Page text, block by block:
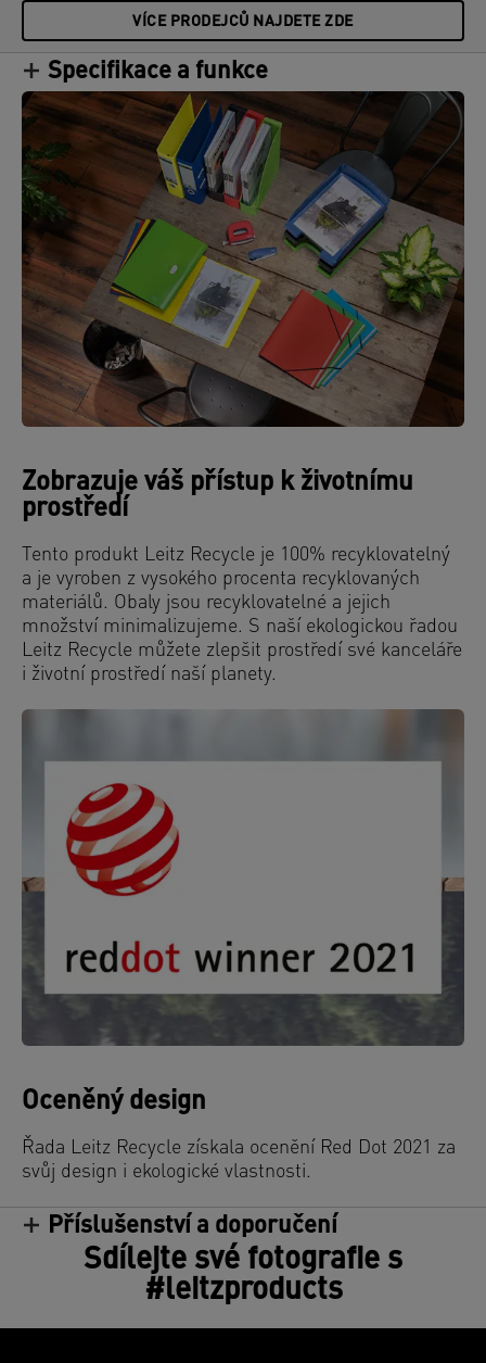
VÍCE PRODEJCŮ NAJDETE ZDE
Specifikace a funkce
Zobrazuje váš přístup k životnímu
prostředí
Tento produkt Leitz Recycle je 100% recyklovatelný
a je vyroben z vysokého procenta recyklovaných
materiálů. Obaly jsou recyklovatelné a jejich
množství minimalizujeme. S naší ekologickou řadou
Leitz Recycle můžete zlepšit prostředí své kanceláře
i životní prostředí naší planety.
Oceněný design
Řada Leitz Recycle získala ocenění Red Dot 2021 za
svůj design i ekologické vlastnosti.
Příslušenství a doporučení
Sdílejte své fotografie s
#leitzproducts